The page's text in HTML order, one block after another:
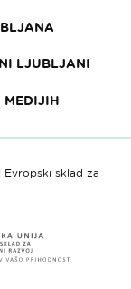
LJUBLJANI
Evropski sklad za